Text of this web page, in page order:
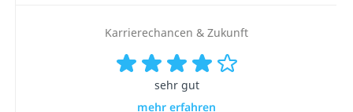
Karrierechancen & Zukunft
sehr gut
mehr erfahren